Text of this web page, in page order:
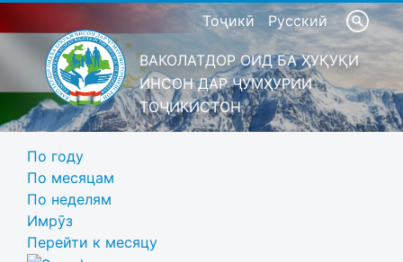
Тоҷикӣ Русский
ВАКОЛАТДОР ОИД БА ҲУҚУҚИ
ИНСОН ДАР ҶУМҲУРИИ
ТОҶИКИСТОН
По году
По месяцам
По неделям
Имрӯз
Перейти к месяцу